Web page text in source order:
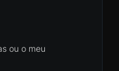
ou o meu